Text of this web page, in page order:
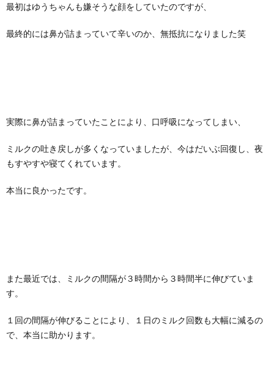
最初はゆうちゃんも嫌そうな顔をしていたのですが、
最終的には鼻が詰まっていて辛いのか、無抵抗になりました笑
実際に鼻が詰まっていたことにより、口呼吸になってしまい、
ミルクの吐き戻しが多くなっていましたが、今はだいぶ回復し、夜
もすやすや寝てくれています。
本当に良かったです。
また最近では、ミルクの間隔が３時間から３時間半に伸びていま
す。
１回の間隔が伸びることにより、１日のミルク回数も大幅に減るの
で、本当に助かります。